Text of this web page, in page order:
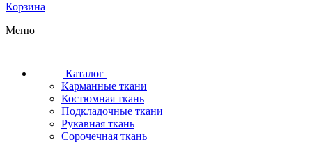
Корзина
Меню
Каталог
Карманные ткани
Костюмная ткань
Подкладочные ткани
Рукавная ткань
Сорочечная ткань